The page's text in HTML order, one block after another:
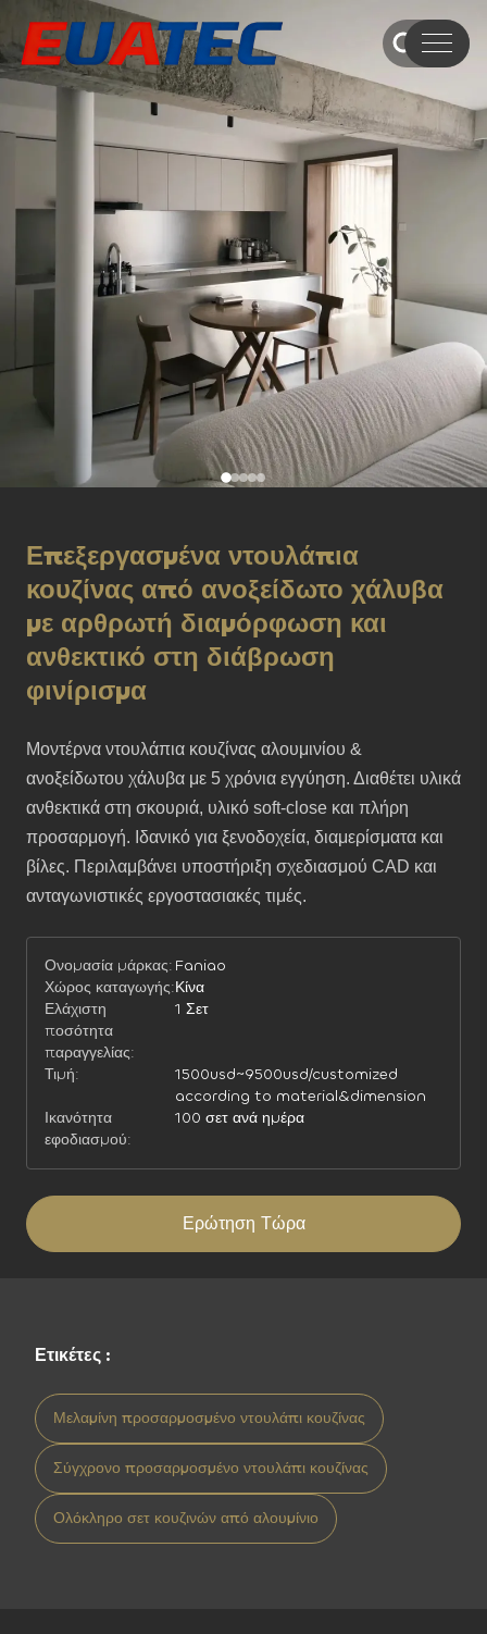
Επεξεργασμένα ντουλάπια
κουζίνας από ανοξείδωτο χάλυβα
με αρθρωτή διαμόρφωση και
ανθεκτικό στη διάβρωση
φινίρισμα
Μοντέρνα ντουλάπια κουζίνας αλουμινίου &
ανοξείδωτου χάλυβα με 5 χρόνια εγγύηση. Διαθέτει υλικά
ανθεκτικά στη σκουριά, υλικό soft-close και πλήρη
προσαρμογή. Ιδανικό για ξενοδοχεία, διαμερίσματα και
βίλες. Περιλαμβάνει υποστήριξη σχεδιασμού CAD και
ανταγωνιστικές εργοστασιακές τιμές.
Ονομασία μάρκας: Faniao
Χώρος καταγωγής:Κίνα
Ελάχιστη
ποσότητα
παραγγελίας:
1 Σετ
Τιμή:
1500usd~9500usd/customized
according to material&dimension
Ικανότητα
εφοδιασμού:
100 σετ ανά ημέρα
Ερώτηση Τώρα
Ετικέτες :
Μελαμίνη προσαρμοσμένο ντουλάπι κουζίνας
Σύγχρονο προσαρμοσμένο ντουλάπι κουζίνας
Ολόκληρο σετ κουζινών από αλουμίνιο